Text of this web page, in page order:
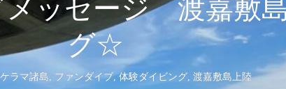
ッセージ 渡嘉敷
グ☆
ケラマ諸島 ファンダイブ,体験ダイビング, 渡嘉敷島上陸